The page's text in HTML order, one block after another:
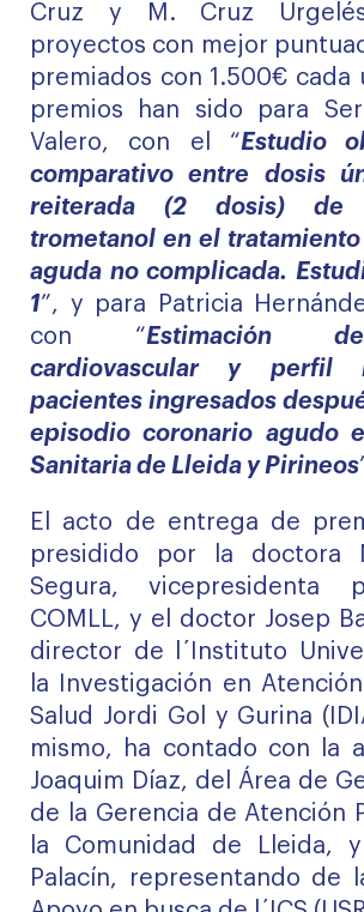
Cruz y M. Cruz
proyectos con mejor
premiados con 1.500€ cada
premios han sido para
Valero, con el “Estudio
comparativo entre dosis
reiterada (2 dosis) de
trometanol en el
aguda no complicada.
1”, y para Patricia
con “Estimación
cardiovascular y perfil
pacientes ingresados
episodio coronario agudo
Sanitaria de Lleida y Pirineos
El acto de entrega de
presidido por la doctora
Segura, vicepresidenta
COMLL, y el doctor Josep
director de l´Instituto
la Investigación en
Salud Jordi Gol y Gurina
mismo, ha contado con la
Joaquim Díaz, del Área de
de la Gerencia de Atención
la Comunidad de Lleida,
Palacín, representando de